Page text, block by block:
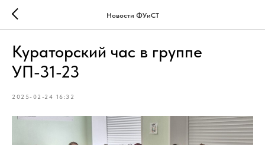
Новости ФУиСТ
Кураторский час в группе
УП-31-23
2025-02-24 16:32